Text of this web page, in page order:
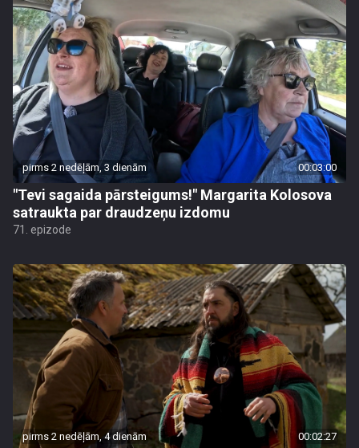
pirms 2 nedēļām, 3 dienām 00:03:00
"Tevi sagaida pārsteigums!" Margarita Kolosova
satraukta par draudzeņu izdomu
71. epizode
pirms 2 nedēļām, 4 dienām 00:02:27